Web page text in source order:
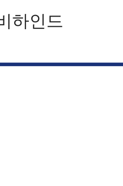
하인드